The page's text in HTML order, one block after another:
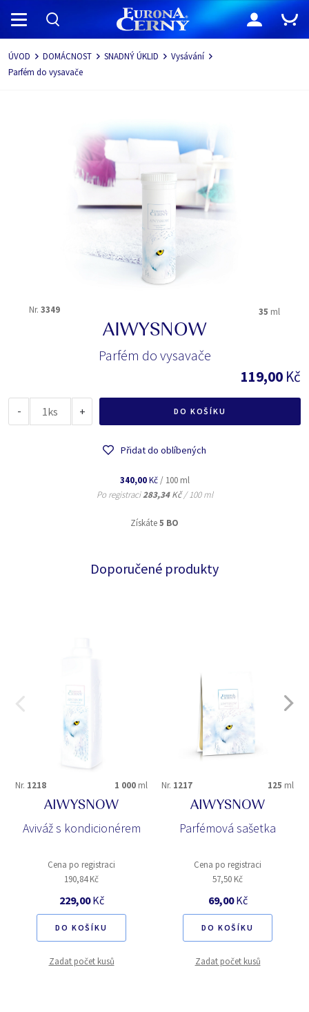
Navigace
ÚVOD DOMÁCNOST SNADNÝ ÚKLID
Vysávání
Parfém do vysavače
Nr. 3349 35 ml
AIWYSNOW
Parfém do vysavače
119,00 Kč
- ks + DO KOŠÍKU
Přidat do oblíbených
340,00Kč / 100 ml
Po registraci283,34Kč / 100 ml
Získáte5 BO
Doporučené produkty
Nr. 1218 1 000 ml
AIWYSNOW
Aviváž s kondicionérem
Cena po registraci
190,84 Kč
229,00Kč
DO KOŠÍKU
Zadat počet kusů
Nr. 1217 125 ml
AIWYSNOW
Parfémová sašetka
Cena po registraci
57,50 Kč
69,00Kč
DO KOŠÍKU
Zadat počet kusů